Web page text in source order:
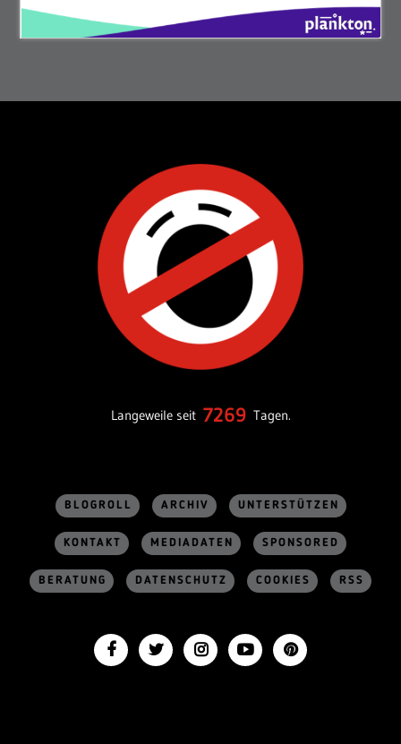
Langeweile seit 7269 Tagen.
BLOGROLL ARCHIV UNTERSTÜTZEN
KONTAKT MEDIADATEN SPONSORED
BERATUNG DATENSCHUTZ COOKIES RSS